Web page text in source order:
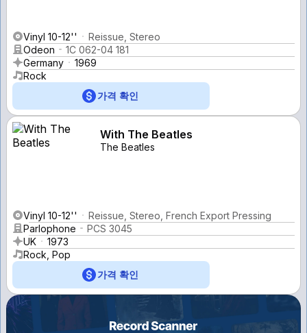
Vinyl 10-12''
Reissue, Stereo
Odeon
1C 062-04 181
Germany
1969
Rock
가격 확인
With The Beatles
The Beatles
Vinyl 10-12''
Reissue, Stereo, French Export Pressing
Parlophone
PCS 3045
UK
1973
Rock, Pop
가격 확인